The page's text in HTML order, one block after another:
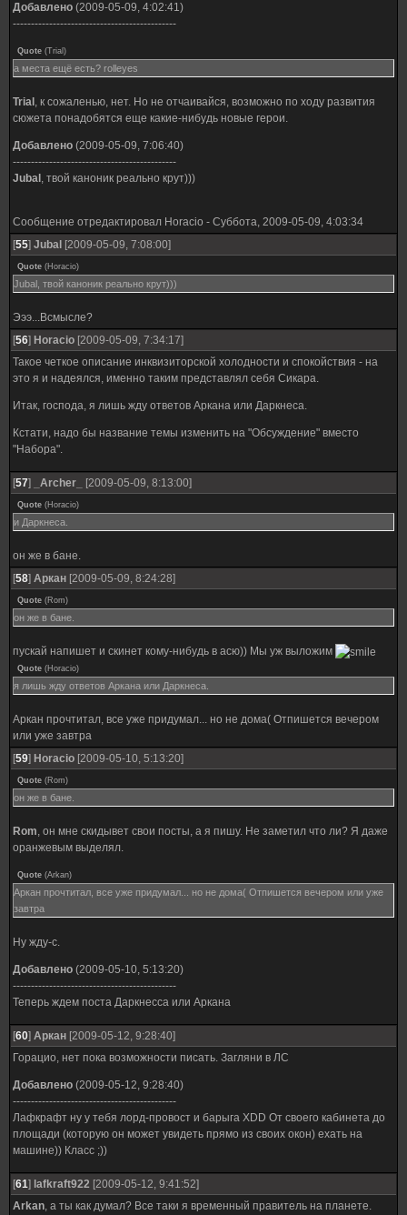
Добавлено (2009-05-09, 4:02:41)
---------------------------------------------
Quote (Trial )
а места ещё есть? rolleyes
Trial , к сожаленью, нет. Но не отчаивайся, возможно по ходу развития
сюжета понадобятся еще какие-нибудь новые герои.
Добавлено (2009-05-09, 7:06:40)
---------------------------------------------
Jubal , твой каноник реально крут)))
Сообщение отредактировал Horacio - Суббота, 2009-05-09, 4:03:34
[55] Jubal [2009-05-09, 7:08:00]
Quote (Horacio)
Jubal, твой каноник реально крут)))
Эээ...Всмысле?
[56] Horacio [2009-05-09, 7:34:17]
Такое четкое описание инквизиторской холодности и спокойствия - на
это я и надеялся, именно таким представлял себя Сикара.
Итак, господа, я лишь жду ответов Аркана или Даркнеса.
Кстати, надо бы название темы изменить на "Обсуждение" вместо
"Набора".
[57] _Archer_ [2009-05-09, 8:13:00]
Quote (Horacio)
и Даркнеса.
он же в бане.
[58] Аркан [2009-05-09, 8:24:28]
Quote (Rom)
он же в бане.
пускай напишет и скинет кому-нибудь в асю)) Мы уж выложим
Quote (Horacio)
я лишь жду ответов Аркана или Даркнеса.
Аркан прочтитал, все уже придумал... но не дома( Отпишется вечером
или уже завтра
[59] Horacio [2009-05-10, 5:13:20]
Quote (Rom)
он же в бане.
Rom, он мне скидывет свои посты, а я пишу. Не заметил что ли? Я даже
оранжевым выделял.
Quote (Arkan)
Аркан прочтитал, все уже придумал... но не дома( Отпишется вечером или уже
завтра
Ну жду-с.
Добавлено (2009-05-10, 5:13:20)
---------------------------------------------
Теперь ждем поста Даркнесса или Аркана
[60] Аркан [2009-05-12, 9:28:40]
Горацио, нет пока возможности писать. Загляни в ЛС
Добавлено (2009-05-12, 9:28:40)
---------------------------------------------
Лафкрафт ну у тебя лорд-провост и барыга ХDD От своего кабинета до
площади (которую он может увидеть прямо из своих окон) ехать на
машине)) Класс ;))
[61] lafkraft922 [2009-05-12, 9:41:52]
Arkan, а ты как думал? Все таки я временный правитель на планете.